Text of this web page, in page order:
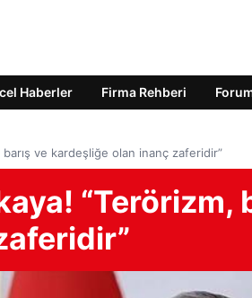
Haberler Firma Rehberi
barış ve kardeşliğe olan inanç zaferidir”
“Terörizm,